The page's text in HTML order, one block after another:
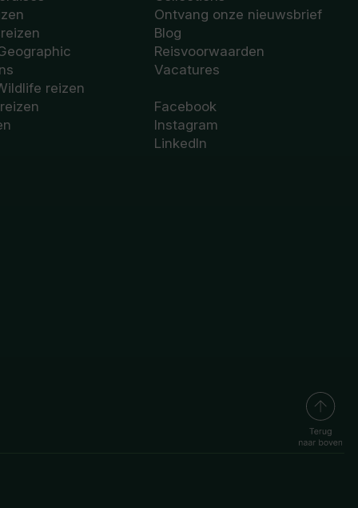
reizen
Ontvang onze nieuwsbrief
Blog
Reisvoorwaarden
Vacatures
Facebook
Instagram
LinkedIn